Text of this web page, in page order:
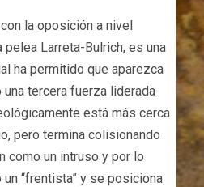
la oposición a nivel
pelea Larreta-Bulrich, es una
ha permitido que aparezca
tercera fuerza liderada
está más cerca
pero termina colisionando
como un intruso y por lo
“frentista” y se posiciona